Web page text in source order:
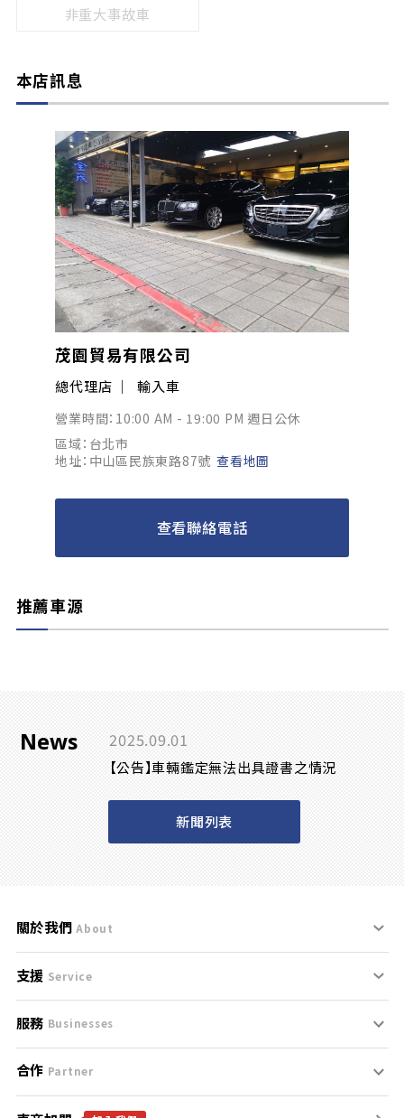
非重大事故車
本店訊息
茂園貿易有限公司
總代理店 輸入車
營業時間：10:00 AM - 19:00 PM 週日公休
區域：台北市
地址：中山區民族東路87號 查看地圖
查看聯絡電話
推薦車源
News 2025.09.01
【公告】車輛鑑定無法出具證書之情況
新聞列表
關於我們 About
刊登規範
服務條款
免責聲明
支援 Service
支援中心
聯絡我們
服務 Businesses
什麼是Goo鑑定？
合作 Partner